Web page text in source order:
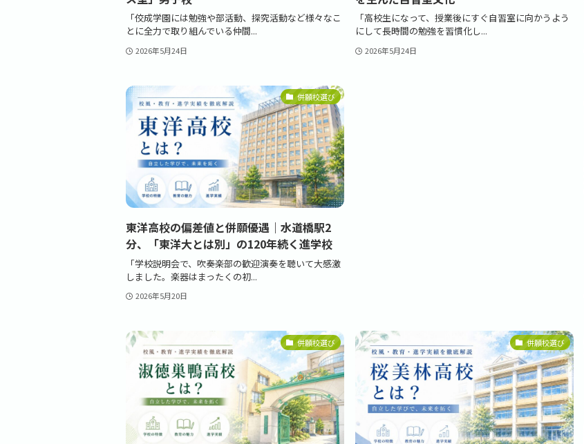
「佼成学園には勉強や部活動、探究活動など様々なこ
とに全力で取り組んでいる仲間...
2026年5月24日
「高校生になって、授業後にすぐ自習室に向かうよう
にして長時間の勉強を習慣化し...
2026年5月24日
併願校選び
東洋高校の偏差値と併願優遇｜水道橋駅2
分、「東洋大とは別」の120年続く進学校
「学校説明会で、吹奏楽部の歓迎演奏を聴いて大感激
しました。楽器はまったくの初...
2026年5月20日
併願校選び 併願校選び